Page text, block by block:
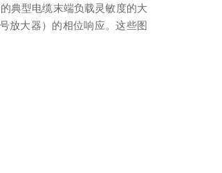
典型电缆末端负载灵敏度的大
放大器）的相位响应。这些图